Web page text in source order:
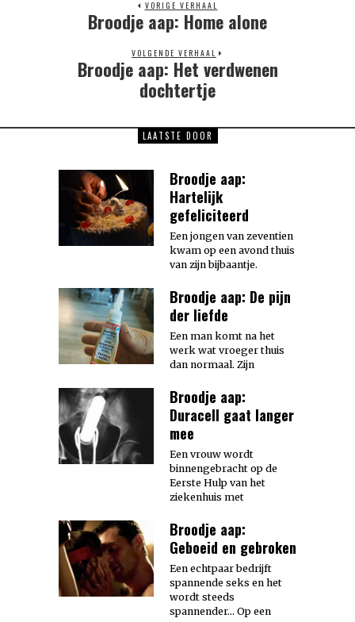
VORIGE VERHAAL
Previous
Broodje aap: Home alone
VOLGENDE VERHAAL
Next
post:
Broodje aap: Het verdwenen
dochtertje
LAATSTE DOOR
Broodje aap:
Hartelijk
gefeliciteerd
Een jongen van zeventien
kwam op een avond thuis
van zijn bijbaantje.
Broodje aap: De pijn
der liefde
Een man komt na het
werk wat vroeger thuis
dan normaal. Zijn
Broodje aap:
Duracell gaat langer
mee
Een vrouw wordt
binnengebracht op de
Eerste Hulp van het
ziekenhuis met
Broodje aap:
Geboeid en gebroken
Een echtpaar bedrijft
spannende seks en het
wordt steeds
spannender… Op een